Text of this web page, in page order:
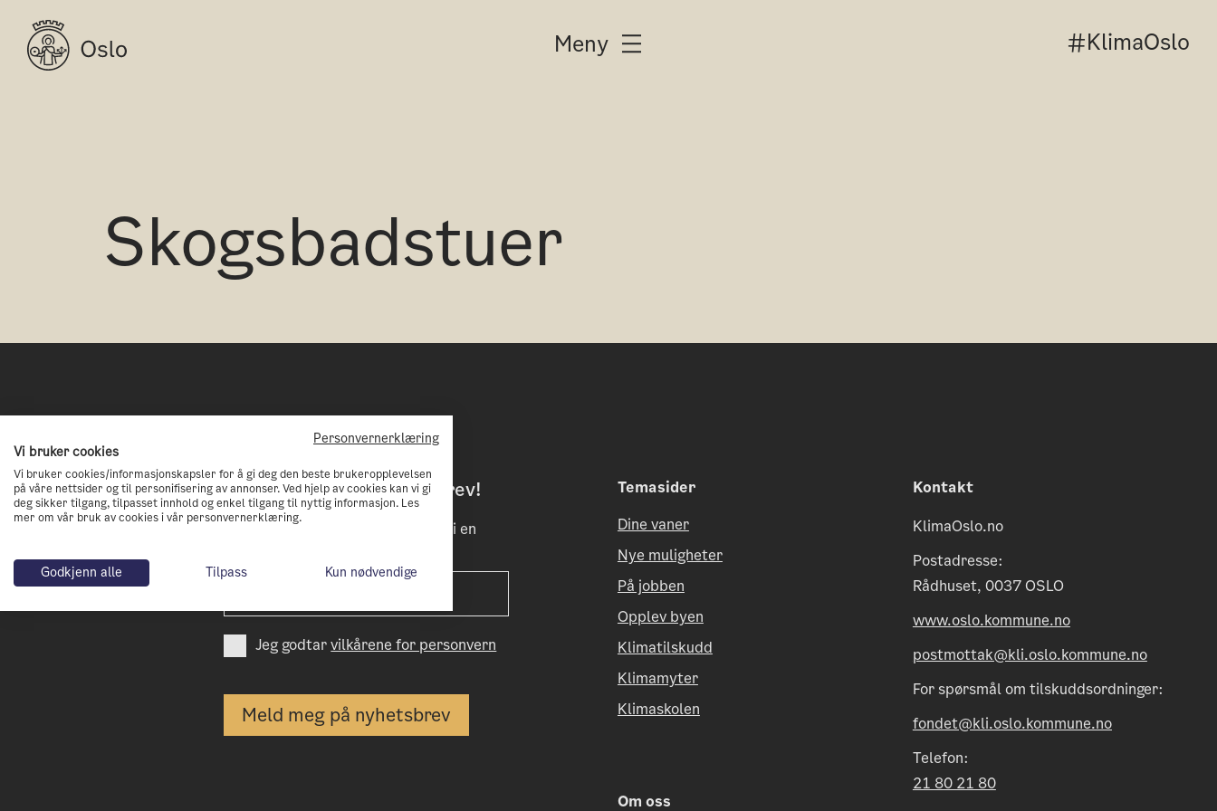
Meny #KlimaOslo
Skogsbadstuer
Abonnèr på vårt nyhetsbrev!
Få tips og nyheter på veien til å bli en
Jeg godtarvilkårene for personvern
Temasider
Dine vaner
Nye muligheter
På jobben
Opplev byen
Klimatilskudd
Klimamyter
Klimaskolen
Om oss
Kontakt
KlimaOslo.no
Postadresse:
Rådhuset, 0037 OSLO
www.oslo.kommune.no
postmottak@kli.oslo.kommune.no
For spørsmål om tilskuddsordninger:
fondet@kli.oslo.kommune.no
Telefon:
21 80 21 80
Personvernerklæring
Vi bruker cookies
Vi bruker cookies/informasjonskapsler for å gi deg den beste brukeropplevelsen
på våre nettsider og til personifisering av annonser. Ved hjelp av cookies kan vi gi
deg sikker tilgang, tilpasset innhold og enkel tilgang til nyttig informasjon. Les
mer om vår bruk av cookies i vår personvernerklæring.
Godkjenn alle Tilpass Kun nødvendige